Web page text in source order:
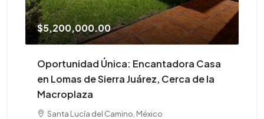
$5,200,000.00
Oportunidad Única: Encantadora Casa
en Lomas de Sierra Juárez, Cerca de la
Macroplaza
Santa Lucía del Camino, México